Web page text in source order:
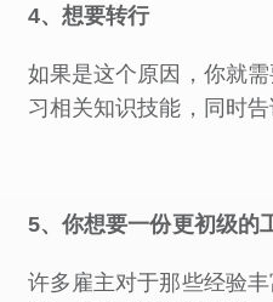
4、想要转行
如果是这个原因，你就
习相关知识技能，同时
5、你想要一份更初级的
许多雇主对于那些经验